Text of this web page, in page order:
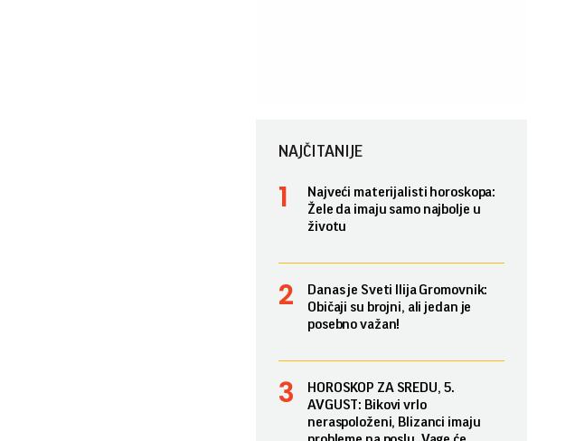
NAJČITANIJE
Najveći materijalisti horoskopa:
Žele da imaju samo najbolje u
životu
Danas je Sveti Ilija Gromovnik:
Običaji su brojni, ali jedan je
posebno važan!
HOROSKOP ZA SREDU, 5.
AVGUST: Bikovi vrlo
neraspoloženi, Blizanci imaju